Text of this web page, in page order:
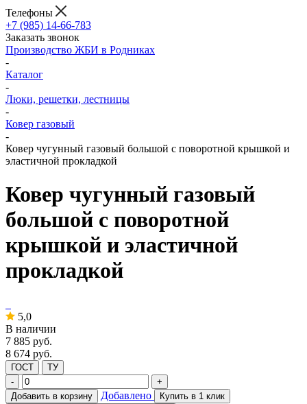
Телефоны
+7 (985) 14-66-783
Заказать звонок
Производство ЖБИ в Родниках
-
Каталог
-
Люки, решетки, лестницы
-
Ковер газовый
-
Ковер чугунный газовый большой с поворотной крышкой и
эластичной прокладкой
Ковер чугунный газовый
большой с поворотной
крышкой и эластичной
прокладкой
5,0
В наличии
7 885 руб.
8 674 руб.
ГОСТ
ТУ
-
+
Добавить в корзину
Добавлено
Купить в 1 клик